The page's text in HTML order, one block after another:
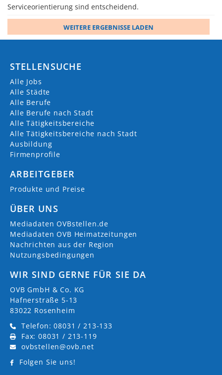
Serviceorientierung sind entscheidend.
WEITERE ERGEBNISSE LADEN
STELLENSUCHE
Alle Jobs
Alle Städte
Alle Berufe
Alle Berufe nach Stadt
Alle Tätigkeitsbereiche
Alle Tätigkeitsbereiche nach Stadt
Ausbildung
Firmenprofile
ARBEITGEBER
Produkte und Preise
ÜBER UNS
Mediadaten OVBstellen.de
Mediadaten OVB Heimatzeitungen
Nachrichten aus der Region
Nutzungsbedingungen
WIR SIND GERNE FÜR SIE DA
OVB GmbH & Co. KG
Hafnerstraße 5-13
83022 Rosenheim
Telefon: 08031 / 213-133
Fax: 08031 / 213-119
ovbstellen@ovb.net
Folgen Sie uns!